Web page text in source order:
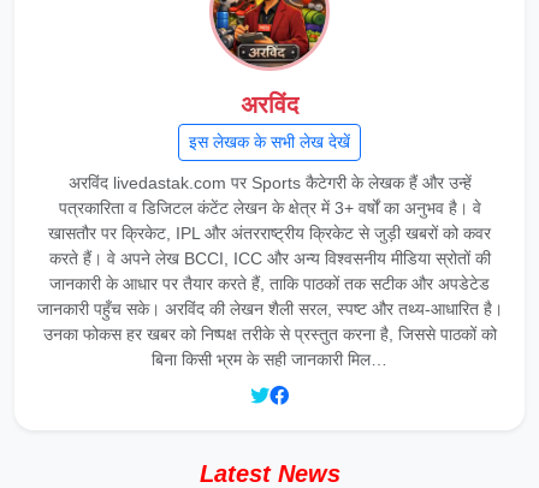
अरविंद
इस लेखक के सभी लेख देखें
अरविंद livedastak.com पर Sports कैटेगरी के लेखक हैं और उन्हें
पत्रकारिता व डिजिटल कंटेंट लेखन के क्षेत्र में 3+ वर्षों का अनुभव है। वे
खासतौर पर क्रिकेट, IPL और अंतरराष्ट्रीय क्रिकेट से जुड़ी खबरों को कवर
करते हैं। वे अपने लेख BCCI, ICC और अन्य विश्वसनीय मीडिया स्रोतों की
जानकारी के आधार पर तैयार करते हैं, ताकि पाठकों तक सटीक और अपडेटेड
जानकारी पहुँच सके। अरविंद की लेखन शैली सरल, स्पष्ट और तथ्य-आधारित है।
उनका फोकस हर खबर को निष्पक्ष तरीके से प्रस्तुत करना है, जिससे पाठकों को
बिना किसी भ्रम के सही जानकारी मिल…
Latest News